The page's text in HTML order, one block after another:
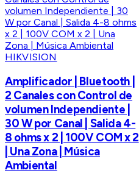
HIKVISION
Amplificador | Bluetooth |
2 Canales con Control de
volumen Independiente |
30 W por Canal | Salida 4-
8 ohms x 2 | 100V COM x 2
| Una Zona | Música
Ambiental